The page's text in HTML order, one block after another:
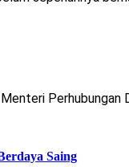
Perhubungan
Saing